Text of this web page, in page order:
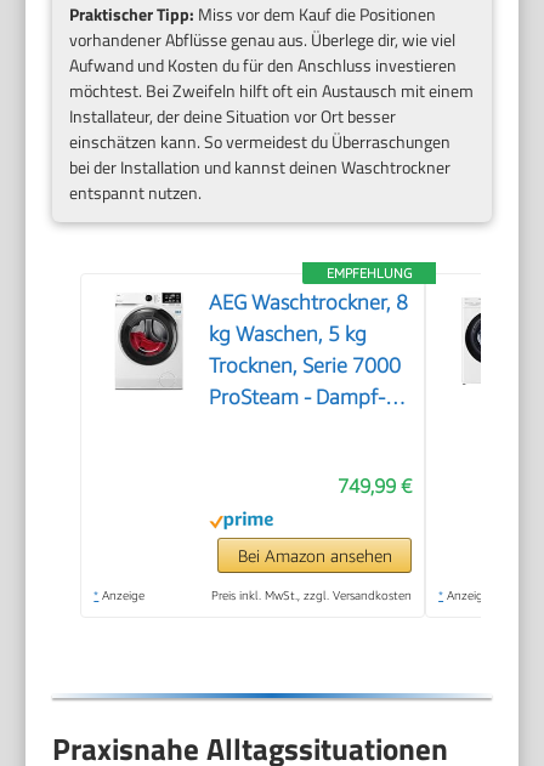
Praktischer Tipp: Miss vor dem Kauf die Positionen
vorhandener Abflüsse genau aus. Überlege dir, wie viel
Aufwand und Kosten du für den Anschluss investieren
möchtest. Bei Zweifeln hilft oft ein Austausch mit einem
Installateur, der deine Situation vor Ort besser
einschätzen kann. So vermeidest du Überraschungen
bei der Installation und kannst deinen Waschtrockner
entspannt nutzen.
EMPFEHLUNG
AEG Waschtrockner, 8
kg Waschen, 5 kg
Trocknen, Serie 7000
ProSteam - Dampf-
Frische, EEKLD/A,
NonStop 1kg-in-1h,
Mengenautomatik,
Inverter Motor, 1400
749,99 €
Bei Amazon ansehen
* Anzeige Preis inkl. MwSt., zzgl. Versandkosten * Anzeige
Praxisnahe Alltagssituationen